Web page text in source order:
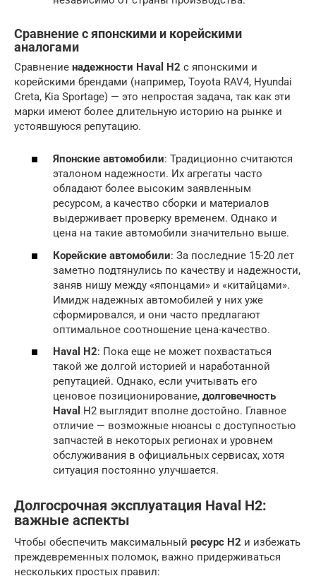
Сравнение с японскими и корейскими
аналогами
Сравнение надежности Haval H2 с японскими и
корейскими брендами (например, Toyota RAV4, Hyundai
Creta, Kia Sportage) — это непростая задача, так как эти
марки имеют более длительную историю на рынке и
устоявшуюся репутацию.
Японские автомобили: Традиционно считаются
эталоном надежности. Их агрегаты часто
обладают более высоким заявленным
ресурсом, а качество сборки и материалов
выдерживает проверку временем. Однако и
цена на такие автомобили значительно выше.
Корейские автомобили: За последние 15-20 лет
заметно подтянулись по качеству и надежности,
заняв нишу между «японцами» и «китайцами».
Имидж надежных автомобилей у них уже
сформировался, и они часто предлагают
оптимальное соотношение цена-качество.
Haval H2: Пока еще не может похвастаться
такой же долгой историей и наработанной
репутацией. Однако, если учитывать его
ценовое позиционирование, долговечность
Haval H2 выглядит вполне достойно. Главное
отличие — возможные нюансы с доступностью
запчастей в некоторых регионах и уровнем
обслуживания в официальных сервисах, хотя
ситуация постоянно улучшается.
Долгосрочная эксплуатация Haval H2:
важные аспекты
Чтобы обеспечить максимальный ресурс H2 и избежать
преждевременных поломок, важно придерживаться
нескольких простых правил: